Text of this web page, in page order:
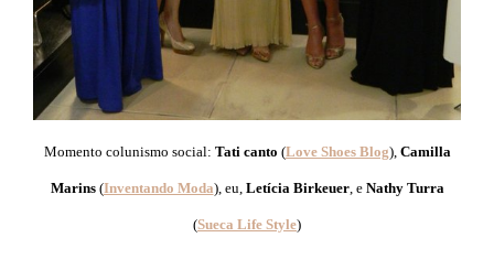
Momento colunismo social: Tati canto (Love Shoes Blog), Camilla
Marins(Inventando Moda), eu, Letícia Birkeuer, e Nathy Turra
(Sueca Life Style)